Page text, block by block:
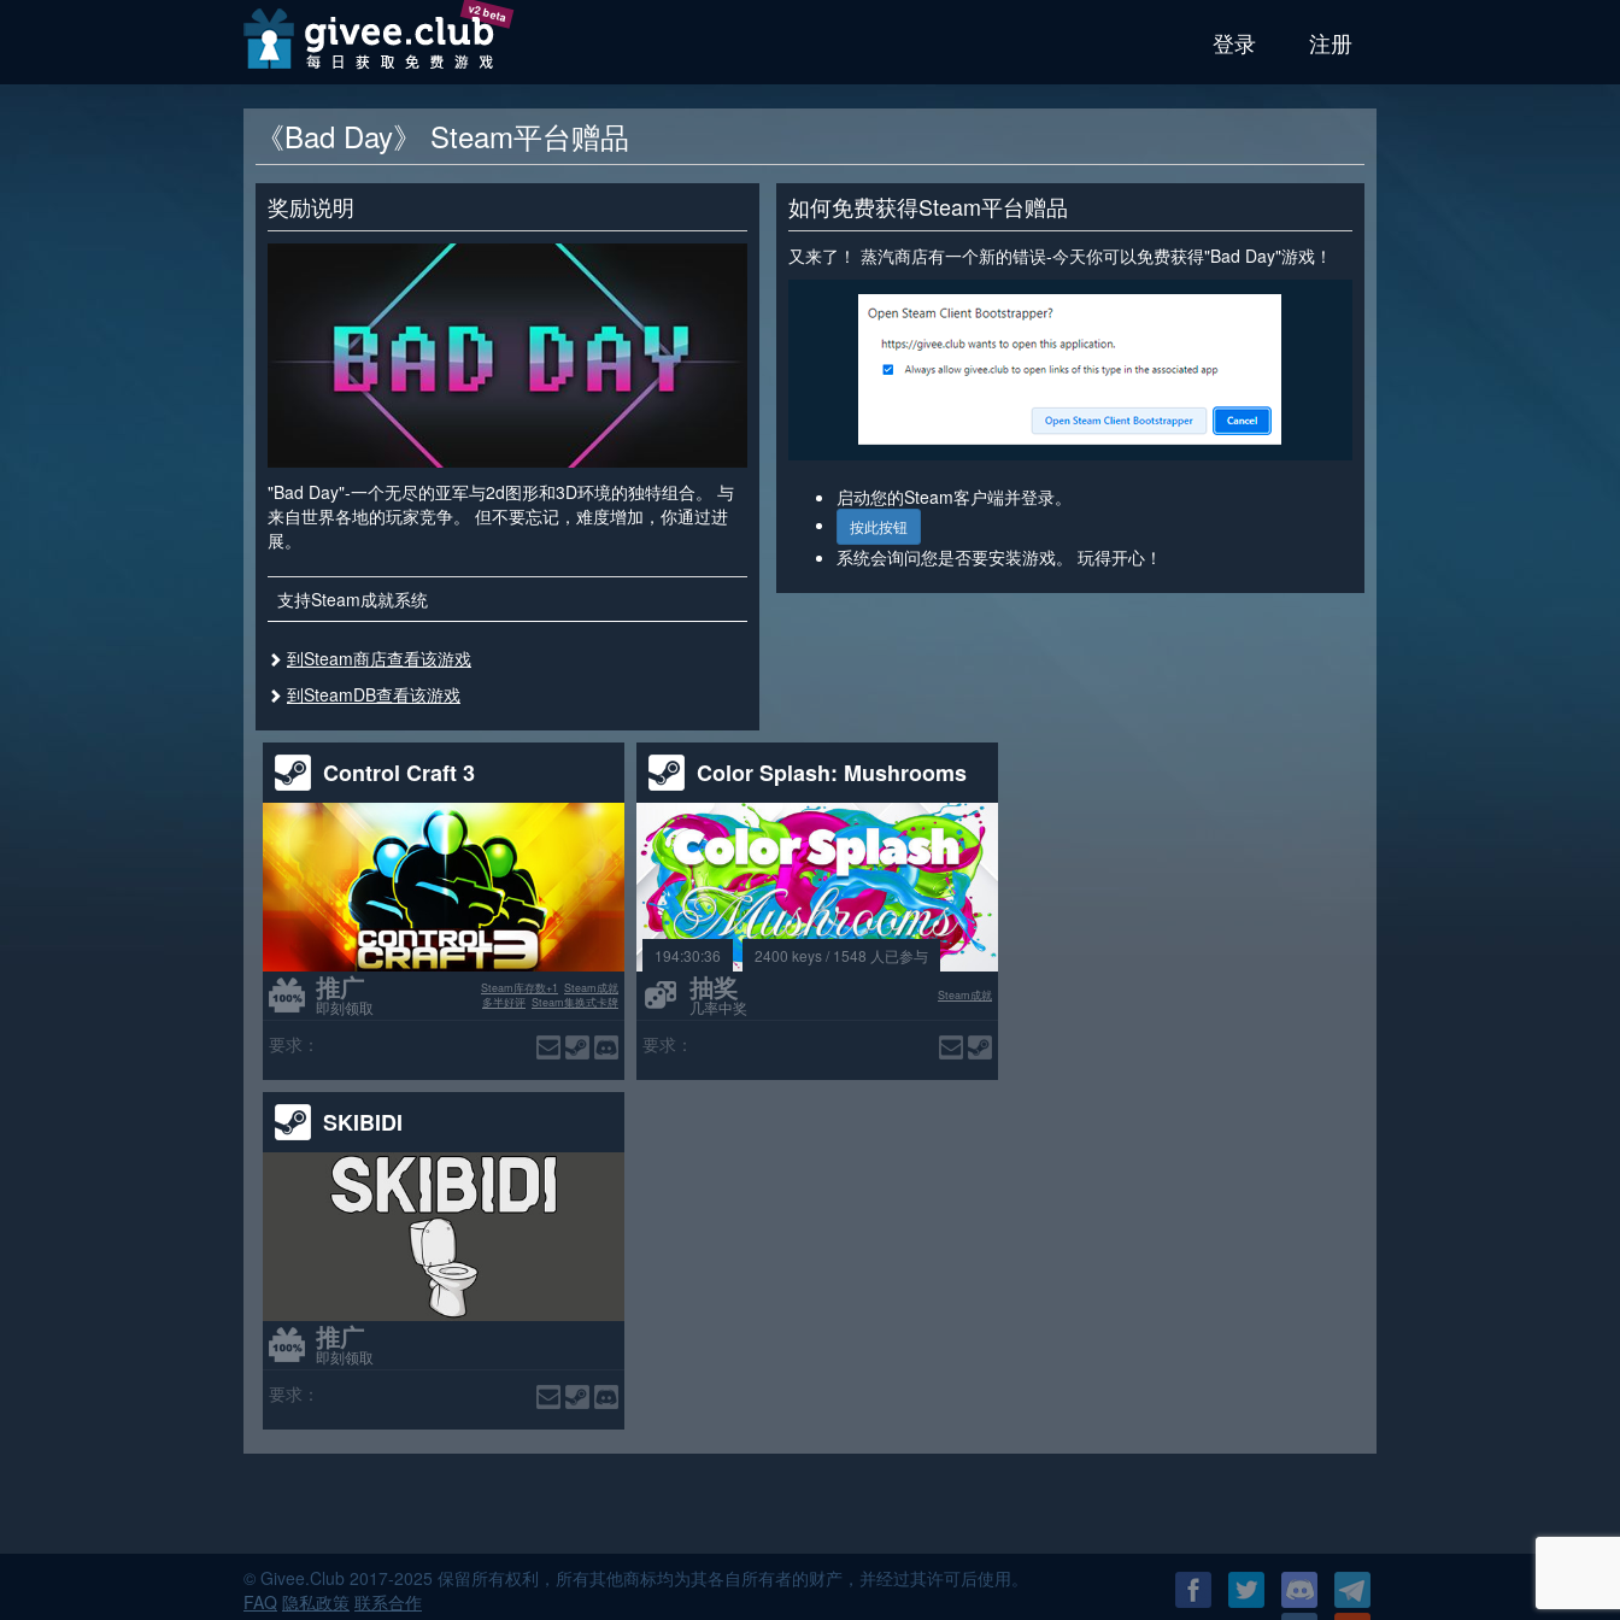
v2 beta
登录 注册
《Bad Day》 Steam平台赠品
奖励说明
"Bad Day"-一个无尽的亚军与2d图形和3D环境的独特组合。 与
来自世界各地的玩家竞争。 但不要忘记，难度增加，你通过进
展。
支持Steam成就系统
到Steam商店查看该游戏
到SteamDB查看该游戏
如何免费获得Steam平台赠品
又来了！ 蒸汽商店有一个新的错误-今天你可以免费获得"Bad Day"游戏！
启动您的Steam客户端并登录。
按此按钮
系统会询问您是否要安装游戏。 玩得开心！
Control Craft 3
推广
即刻领取
Steam成就
Steam库存数+1
Steam集换式卡牌
多半好评
要求：
Color Splash: Mushrooms
194:30:36 2400 keys / 1548 人已参与
抽奖
几率中奖
Steam成就
要求：
SKIBIDI
推广
即刻领取
要求：
© Givee.Club 2017-2025 保留所有权利，所有其他商标均为其各自所有者的财产，并经过其许可后使用。
FAQ 隐私政策 联系合作